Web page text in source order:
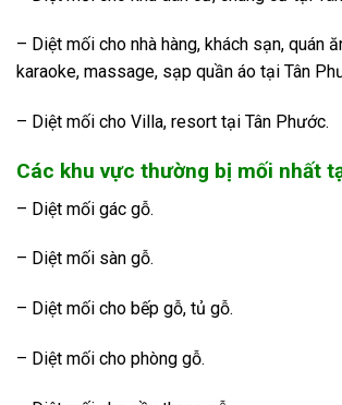
– Diệt mối cho nhà hàng, khách sạn, quán
karaoke, massage, sạp quần áo tại Tân
– Diệt mối cho Villa, resort tại Tân Phước.
Các khu vực thường bị mối nhất
– Diệt mối gác gỗ.
– Diệt mối sàn gỗ.
– Diệt mối cho bếp gỗ, tủ gỗ.
– Diệt mối cho phòng gỗ.